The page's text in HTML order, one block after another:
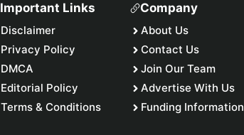
Important Links
Disclaimer
Privacy Policy
DMCA
Editorial Policy
Terms & Conditions
Company
About Us
Contact Us
Join Our Team
Advertise With Us
Funding Information